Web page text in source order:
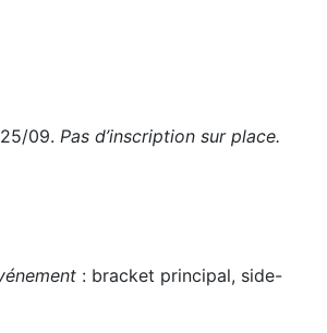
09. Pas d’inscription sur place.
: bracket principal, side-